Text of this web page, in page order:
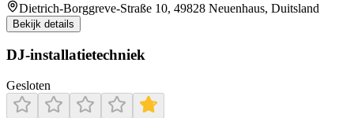
Dietrich-Borggreve-Straße 10, 49828 Neuenhaus, Duitsland
Bekijk details
DJ-installatietechniek
Gesloten